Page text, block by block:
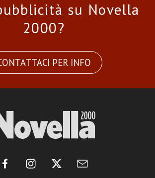
su Novella
2000?
PER INFO